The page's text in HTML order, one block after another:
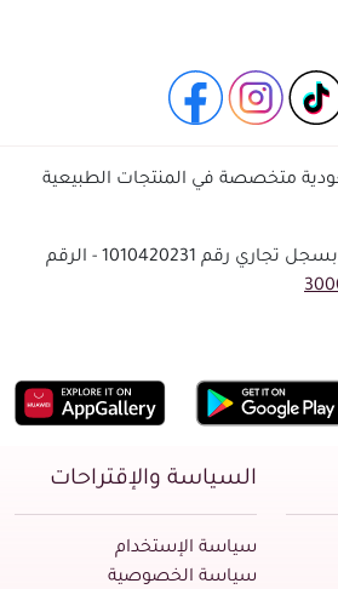
متخصصة في المنتجات الطبيعية
مصرحة من وزارة التجارة بسجل تجاري رقم 1010420231 - الرقم
السياسة والإقتراحات
سياسة الإستخدام
سياسة الخصوصية